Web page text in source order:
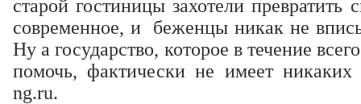
старой гостиницы захотели превратить
современное, и беженцы никак не
Ну а государство, которое в течение
помочь, фактически не имеет никаких
ng.ru.